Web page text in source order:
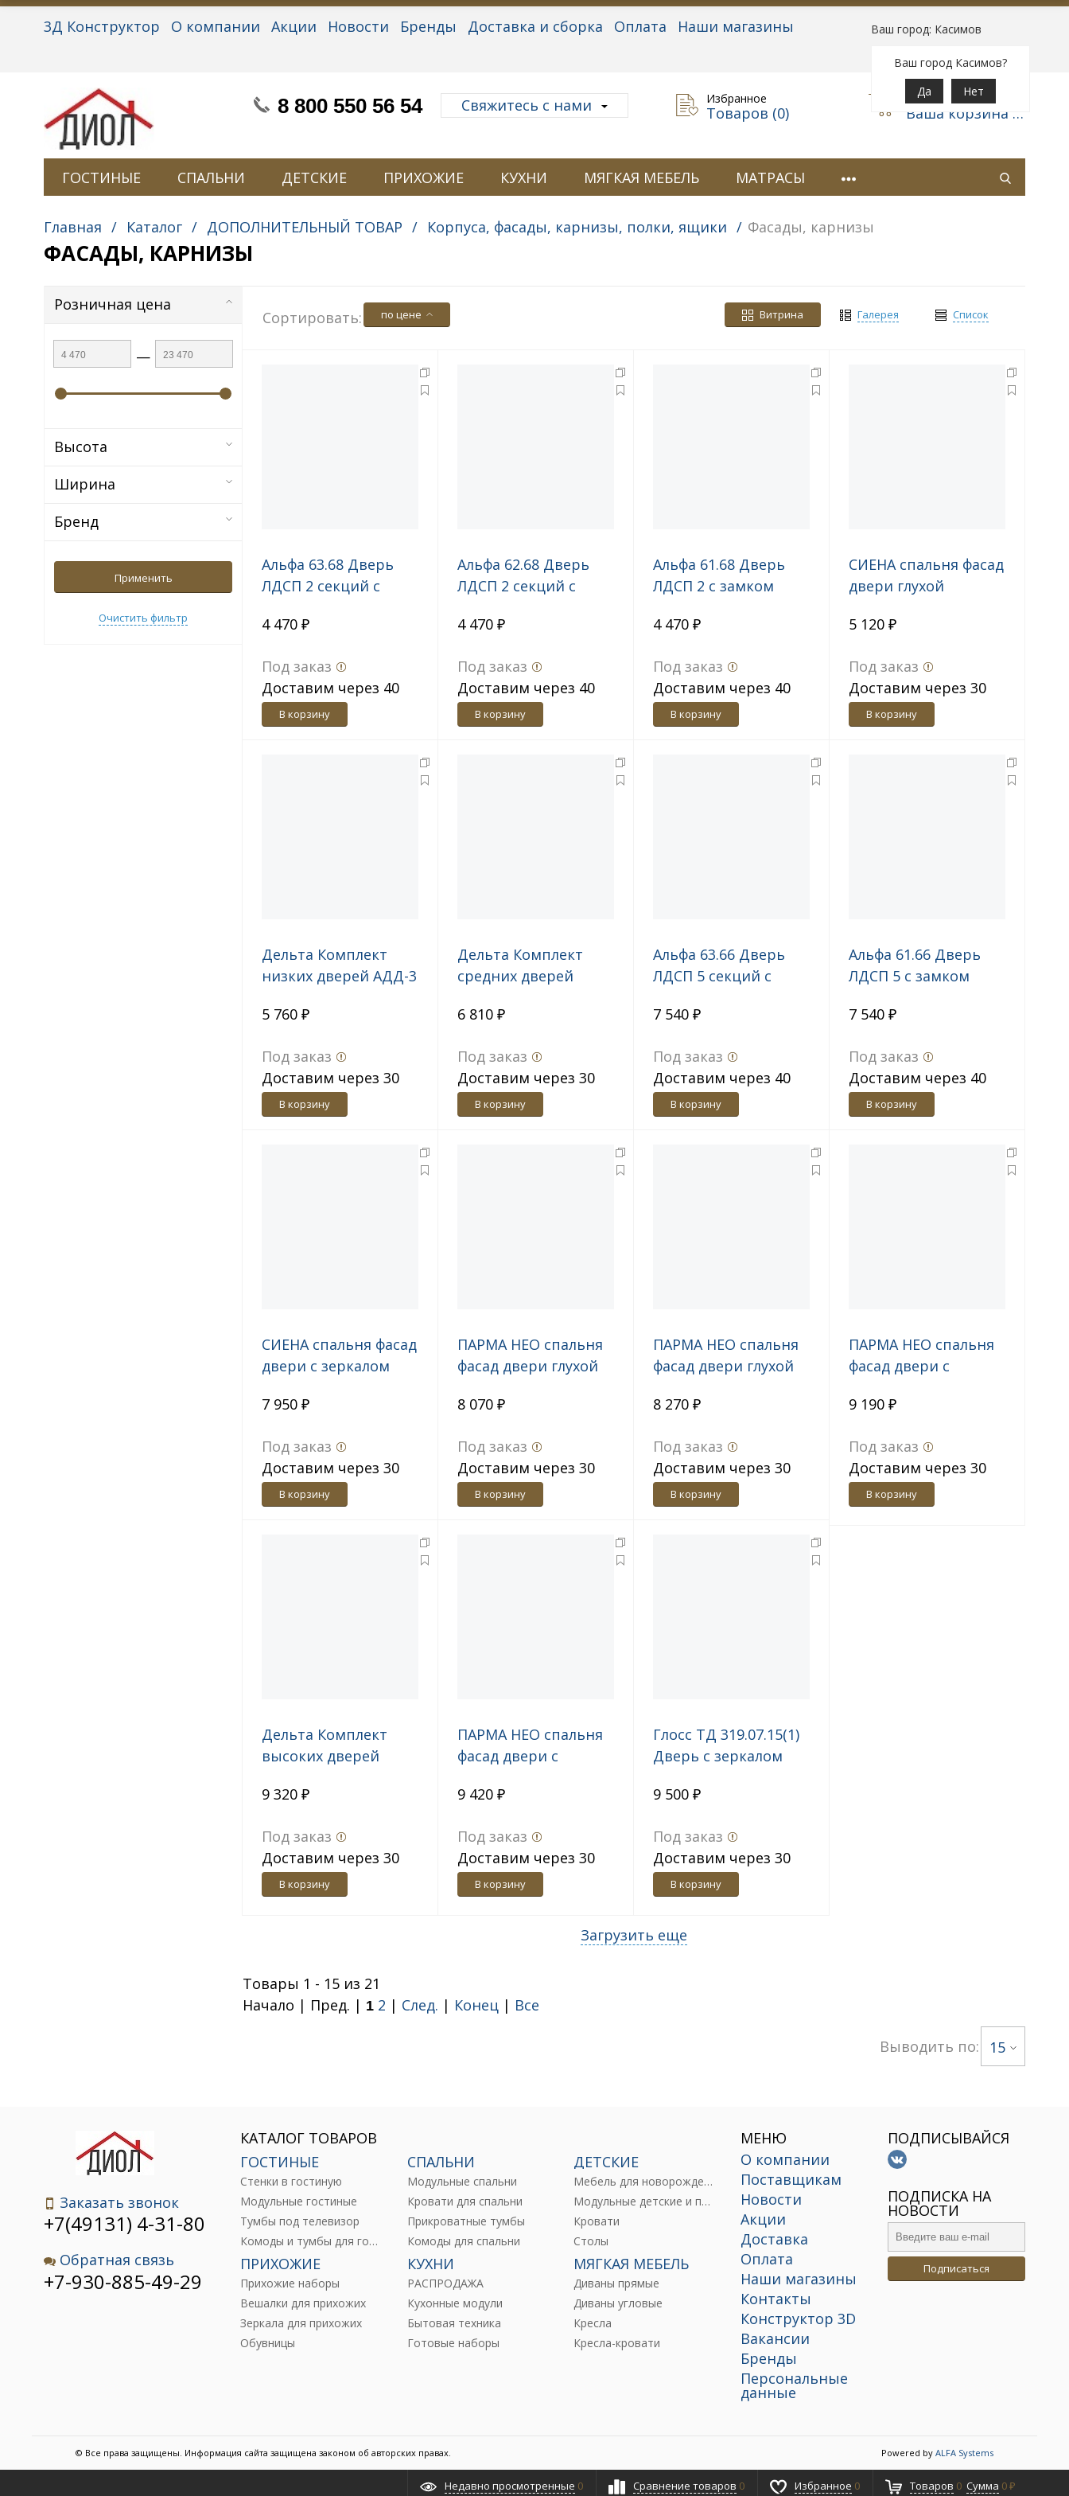
Ваш город: Касимов
Ваш город Касимов?
Да
Нет
Вход |Регистрация
3Д Конструктор О компании Акции Новости Бренды Доставка и сборка Оплата
Наши магазины
8 800 550 56 54 Свяжитесь с нами Избранное
Товаров (0)
Корзина
Ваша корзина пуста
ГОСТИНЫЕ СПАЛЬНИ ДЕТСКИЕ ПРИХОЖИЕ КУХНИ МЯГКАЯ МЕБЕЛЬ МАТРАСЫ
Главная / Каталог / ДОПОЛНИТЕЛЬНЫЙ ТОВАР / Корпуса, фасады, карнизы, полки, ящики / Фасады, карнизы
ФАСАДЫ, КАРНИЗЫ
Розничная цена
—
Высота
Ширина
Бренд
Применить
Очистить фильтр
Список
Галерея
Витрина
Сортировать: по цене
Альфа 63.68 Дверь
ЛДСП 2 секций с
4 470 ₽
Под заказ
Доставим через 40
дн.В корзину
Альфа 62.68 Дверь
ЛДСП 2 секций с
4 470 ₽
Под заказ
Доставим через 40
дн.В корзину
Альфа 61.68 Дверь
ЛДСП 2 с замком
4 470 ₽
Под заказ
Доставим через 40
дн.В корзину
СИЕНА спальня фасад
двери глухой
5 120 ₽
Под заказ
Доставим через 30
дн.В корзину
Дельта Комплект
низких дверей АДД-3
5 760 ₽
Под заказ
Доставим через 30
дн.В корзину
Дельта Комплект
средних дверей
6 810 ₽
Под заказ
Доставим через 30
дн.В корзину
Альфа 63.66 Дверь
ЛДСП 5 секций с
7 540 ₽
Под заказ
Доставим через 40
дн.В корзину
Альфа 61.66 Дверь
ЛДСП 5 с замком
7 540 ₽
Под заказ
Доставим через 40
дн.В корзину
СИЕНА спальня фасад
двери с зеркалом
7 950 ₽
Под заказ
Доставим через 30
дн.В корзину
ПАРМА НЕО спальня
фасад двери глухой
светлый, экокожа
8 070 ₽
Под заказ
Доставим через 30
дн.В корзину
ПАРМА НЕО спальня
фасад двери глухой
экокожа дила
8 270 ₽
Под заказ
Доставим через 30
дн.В корзину
ПАРМА НЕО спальня
фасад двери с
анкор светлый
9 190 ₽
Под заказ
Доставим через 30
дн.В корзину
Дельта Комплект
высоких дверей
9 320 ₽
Под заказ
Доставим через 30
дн.В корзину
ПАРМА НЕО спальня
фасад двери с
Лиственница темн.,
9 420 ₽
Под заказ
Доставим через 30
дн.В корзину
Глосс ТД 319.07.15(1)
Дверь с зеркалом
9 500 ₽
Под заказ
Доставим через 30
дн.В корзину
Загрузить еще
Товары 1 - 15 из 21
Начало | Пред. | 1 2 | След. | Конец | Все
Выводить по: 15
Заказать звонок
+7(49131) 4-31-80
Обратная связь
+7-930-885-49-29
КАТАЛОГ ТОВАРОВ
ГОСТИНЫЕ
Стенки в гостиную
Модульные гостиные
Тумбы под телевизор
Комоды и тумбы для гостиных
СПАЛЬНИ
Модульные спальни
Кровати для спальни
Прикроватные тумбы
Комоды для спальни
ДЕТСКИЕ
Мебель для новорожденных
Модульные детские и подростковые
Кровати
Столы
ПРИХОЖИЕ
Прихожие наборы
Вешалки для прихожих
Зеркала для прихожих
Обувницы
КУХНИ
РАСПРОДАЖА
Кухонные модули
Бытовая техника
Готовые наборы
МЯГКАЯ МЕБЕЛЬ
Диваны прямые
Диваны угловые
Кресла
Кресла-кровати
МЕНЮ
О компании
Поставщикам
Новости
Акции
Доставка
Оплата
Наши магазины
Контакты
Конструктор 3D
Вакансии
Бренды
Персональные
данные
ПОДПИСЫВАЙСЯ
ПОДПИСКА НА
НОВОСТИ
Подписаться
© Все права защищены. Информация сайта защищена законом об авторских правах. Powered by ALFA Systems
Недавно просмотренные 0 Сравнение товаров 0 Избранное 0 Товаров 0 Сумма 0 ₽